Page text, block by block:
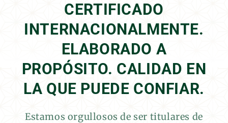
CERTIFICADO
INTERNACIONALMENTE.
ELABORADO A
PROPÓSITO. CALIDAD EN
LA QUE PUEDE CONFIAR.
Estamos orgullosos de ser titulares de